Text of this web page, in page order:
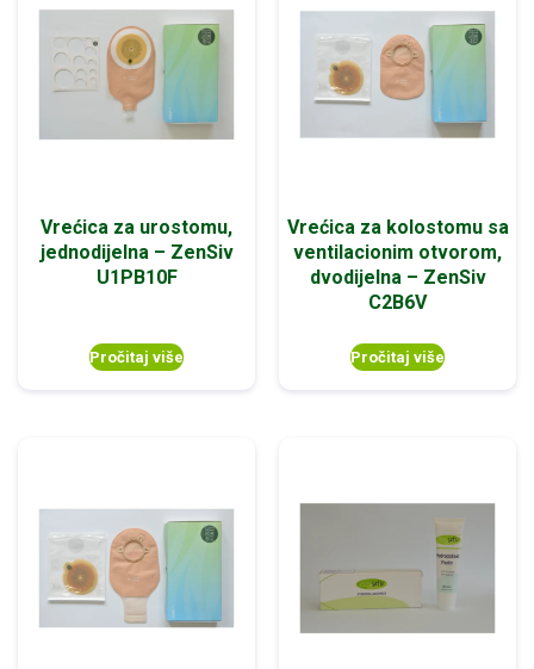
Vrećica za urostomu,
jednodijelna – ZenSiv
U1PB10F
Pročitaj više
Vrećica za kolostomu sa
ventilacionim otvorom,
dvodijelna – ZenSiv
C2B6V
Pročitaj više